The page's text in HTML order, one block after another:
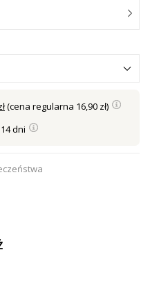
(cena regularna 16,90 zł)
dni